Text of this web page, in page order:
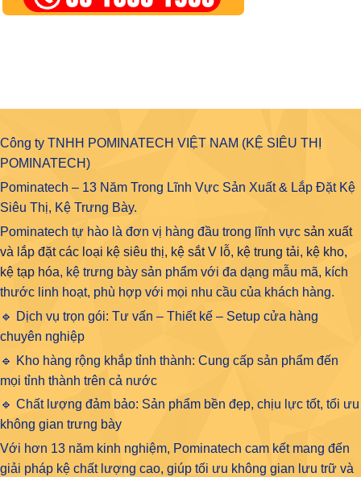
Công ty TNHH POMINATECH VIỆT NAM (KỆ SIÊU THỊ
POMINATECH)
Pominatech – 13 Năm Trong Lĩnh Vực Sản Xuất & Lắp Đặt Kệ
Siêu Thị, Kệ Trưng Bày.
Pominatech tự hào là đơn vị hàng đầu trong lĩnh vực sản xuất
và lắp đặt các loại kệ siêu thị, kệ sắt V lỗ, kệ trung tải, kệ kho,
kệ tạp hóa, kệ trưng bày sản phẩm với đa dạng mẫu mã, kích
thước linh hoạt, phù hợp với mọi nhu cầu của khách hàng.
🔹 Dịch vụ trọn gói: Tư vấn – Thiết kế – Setup cửa hàng
chuyên nghiệp
🔹 Kho hàng rộng khắp tỉnh thành: Cung cấp sản phẩm đến
mọi tỉnh thành trên cả nước
🔹 Chất lượng đảm bảo: Sản phẩm bền đẹp, chịu lực tốt, tối ưu
không gian trưng bày
Với hơn 13 năm kinh nghiệm, Pominatech cam kết mang đến
giải pháp kệ chất lượng cao, giúp tối ưu không gian lưu trữ và